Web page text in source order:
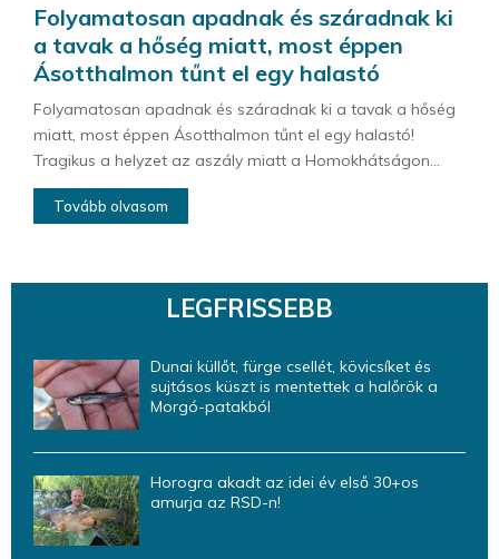
Folyamatosan apadnak és száradnak ki
a tavak a hőség miatt, most éppen
Ásotthalmon tűnt el egy halastó
Folyamatosan apadnak és száradnak ki a tavak a hőség
miatt, most éppen Ásotthalmon tűnt el egy halastó!
Tragikus a helyzet az aszály miatt a Homokhátságon...
Tovább olvasom
LEGFRISSEBB
Dunai küllőt, fürge csellét, kövicsíket és
sujtásos küszt is mentettek a halőrök a
Morgó-patakból
Horogra akadt az idei év első 30+os
amurja az RSD-n!